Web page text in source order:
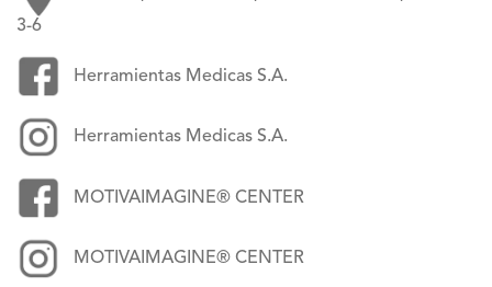
3-6
Herramientas Medicas S.A.
Herramientas Medicas S.A.
MOTIVAIMAGINE® CENTER
MOTIVAIMAGINE® CENTER